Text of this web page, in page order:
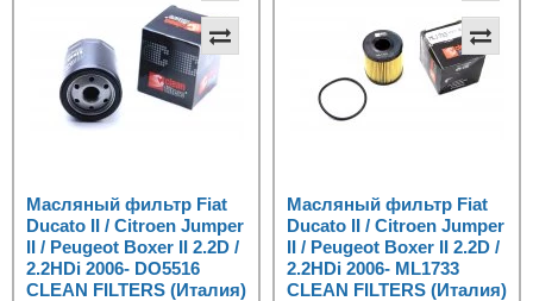
Масляный фильтр Fiat
Ducato II / Citroen Jumper
II / Peugeot Boxer II 2.2D /
2.2HDi 2006- DO5516
CLEAN FILTERS (Италия)
Масляный фильтр Fiat
Ducato II / Citroen Jumper
II / Peugeot Boxer II 2.2D /
2.2HDi 2006- ML1733
CLEAN FILTERS (Италия)